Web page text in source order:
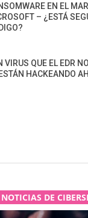
EN EL
– ¿ESTÁ
VIRUS QUE EL EDR
HACKEANDO
DE